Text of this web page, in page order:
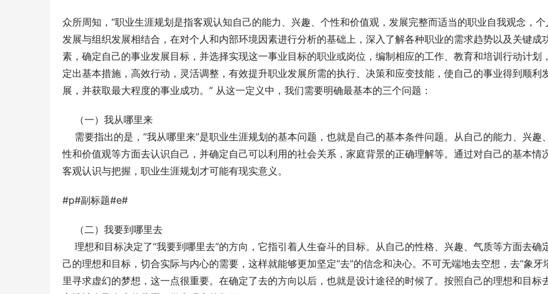
众所周知，“职业生涯规划是指客观认知自己的能力、兴趣、个性和价值观，发展完整而适当的职业自我观念，个
发展与组织发展相结合，在对个人和内部环境因素进行分析的基础上，深入了解各种职业的需求趋势以及关键成
素，确定自己的事业发展目标，并选择实现这一事业目标的职业或岗位，编制相应的工作、教育和培训行动计划
定出基本措施，高效行动，灵活调整，有效提升职业发展所需的执行、决策和应变技能，使自己的事业得到顺利
展，并获取最大程度的事业成功。” 从这一定义中，我们需要明确最基本的三个问题：
（一）我从哪里来
需要指出的是，“我从哪里来”是职业生涯规划的基本问题，也就是自己的基本条件问题。从自己的能力、兴趣
性和价值观等方面去认识自己，并确定自己可以利用的社会关系，家庭背景的正确理解等。通过对自己的基本情
客观认识与把握，职业生涯规划才可能有现实意义。
#p#副标题#e#
（二）我要到哪里去
理想和目标决定了“我要到哪里去”的方向，它指引着人生奋斗的目标。从自己的性格、兴趣、气质等方面去确
己的理想和目标，切合实际与内心的需要，这样就能够更加坚定“去”的信念和决心。不可无端地去空想，去“象牙
里寻求虚幻的梦想，这一点很重要。在确定了去的方向以后，也就是设计途径的时候了。按照自己的理想和目标